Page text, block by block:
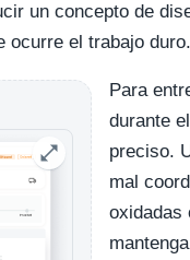
un concepto de
ocurre el trabajo duro.
Para
durante
preciso.
mal
oxidadas